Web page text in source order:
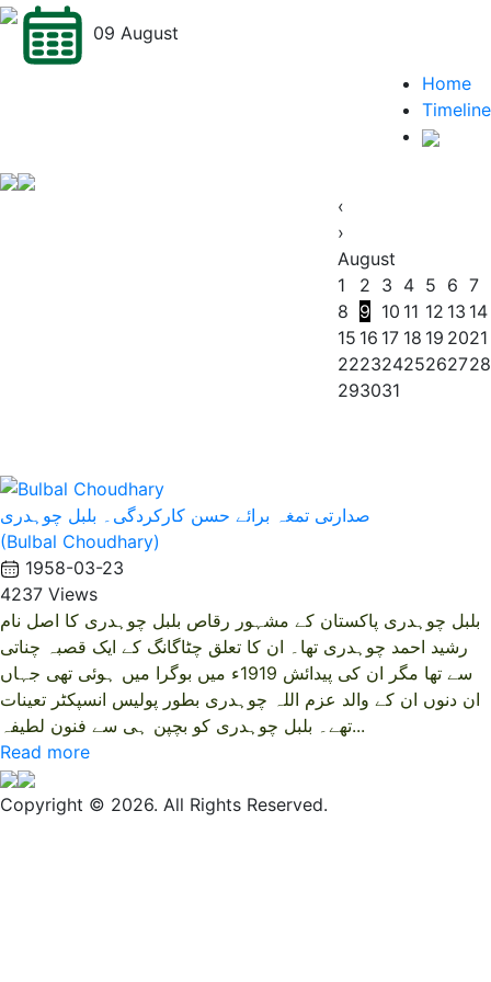
09 August
Home
Timeline
‹
›
August
1
2 3 4 5 6 7
8 9 10 11 12 13 14
15 16 17 18 19 2021
22232425262728
293031
صدارتی تمغہ برائے حسن کارکردگی۔ بلبل چوہدری
(Bulbal Choudhary)
1958-03-23
4237 Views
بلبل چوہدری پاکستان کے مشہور رقاص بلبل چوہدری کا اصل نام
رشید احمد چوہدری تھا۔ ان کا تعلق چٹاگانگ کے ایک قصبہ چناتی
سے تھا مگر ان کی پیدائش 1919ء میں بوگرا میں ہوئی تھی جہاں
ان دنوں ان کے والد عزم اللہ چوہدری بطور پولیس انسپکٹر تعینات
تھے۔ بلبل چوہدری کو بچپن ہی سے فنون لطیفہ...
Read more
Copyright © 2026. All Rights Reserved.